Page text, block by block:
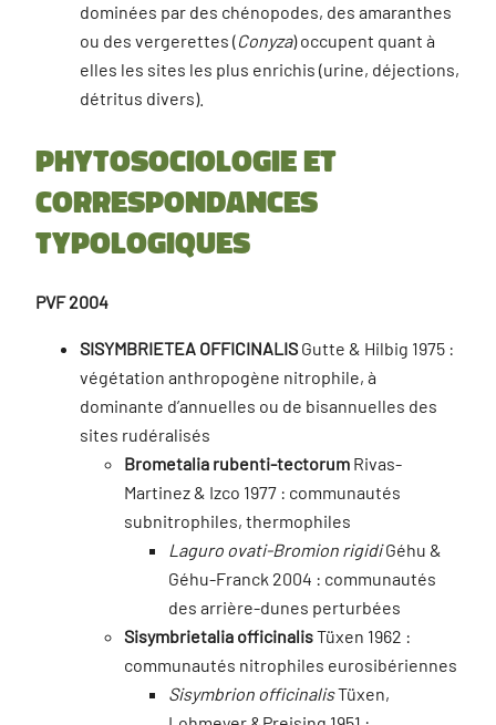
dominées par des chénopodes, des amaranthes
ou des vergerettes (Conyza) occupent quant à
elles les sites les plus enrichis (urine, déjections,
détritus divers).
Phytosociologie et
correspondances
typologiques
PVF 2004
SISYMBRIETEA OFFICINALIS Gutte & Hilbig 1975 :
végétation anthropogène nitrophile, à
dominante d’annuelles ou de bisannuelles des
sites rudéralisés
Brometalia rubenti-tectorum Rivas-
Martinez & Izco 1977 : communautés
subnitrophiles, thermophiles
Laguro ovati-Bromion rigidiGéhu &
Géhu-Franck 2004 : communautés
des arrière-dunes perturbées
Sisymbrietalia officinalisTüxen 1962 :
communautés nitrophiles eurosibériennes
Sisymbrion officinalisTüxen,